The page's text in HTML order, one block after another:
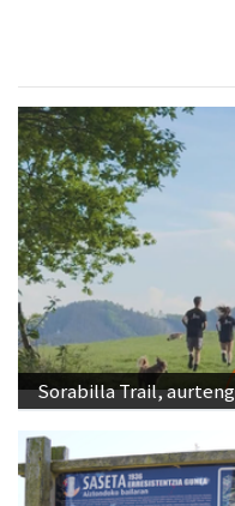
Sorabilla Trail,